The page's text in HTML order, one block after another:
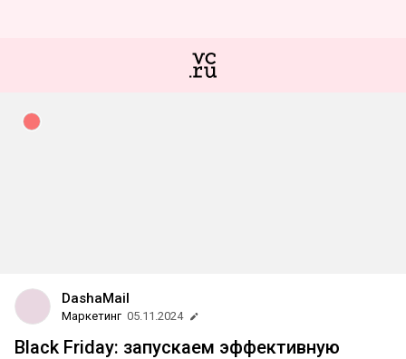
DashaMail
Маркетинг 05.11.2024
Black Friday: запускаем эффективную